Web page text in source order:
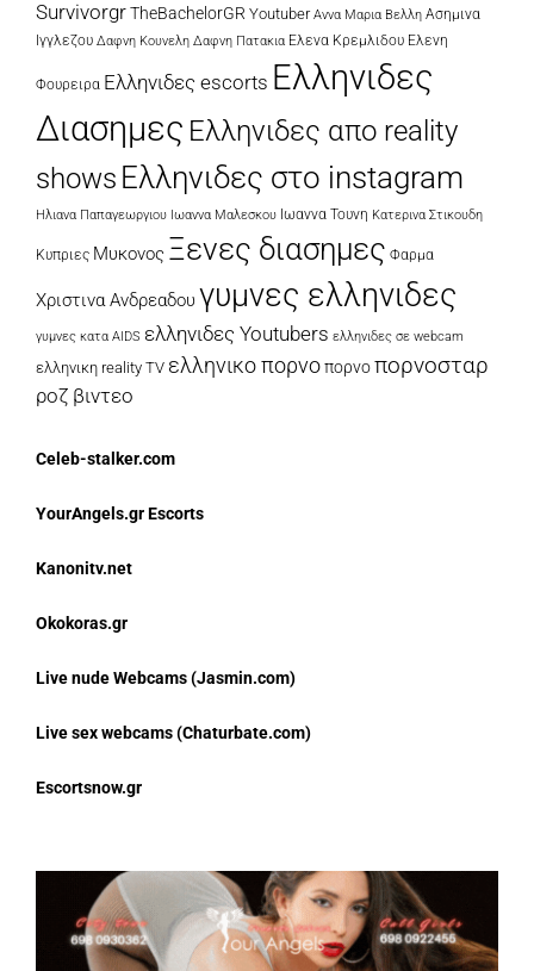
SurvivorgrTheBachelorGR Youtuber Αννα Μαρια Βελλη Ασημινα
Ιγγλεζου Δαφνη Κουνελη Δαφνη Πατακια Ελενα Κρεμλιδου Ελενη
Φουρειρα Ελληνιδες escorts Ελληνιδες
Διασημες Ελληνιδες απο reality
shows Ελληνιδες στο instagram
Ηλιανα Παπαγεωργιου Ιωαννα Μαλεσκου Ιωαννα Τουνη Κατερινα Στικουδη
Κυπριες Μυκονος Ξενες διασημες Φαρμα
Χριστινα Ανδρεαδου γυμνες ελληνιδες
γυμνες κατα AIDS ελληνιδες Youtubers ελληνιδες σε webcam
ελληνικη reality TV ελληνικο πορνοπορνοπορνοσταρ
ροζ βιντεο
Celeb-stalker.com
YourAngels.gr Escorts
Kanonitv.net
Okokoras.gr
Live nude Webcams (Jasmin.com)
Live sex webcams (Chaturbate.com)
Escortsnow.gr